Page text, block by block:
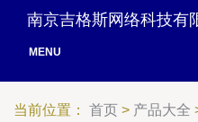
南京吉格斯网络科技有
MENU
当前位置： 首页 > 产品大全